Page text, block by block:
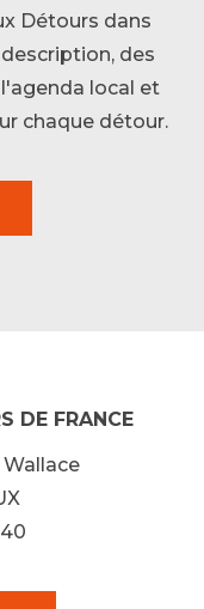
Détours dans
des
local et
chaque détour.
DE FRANCE